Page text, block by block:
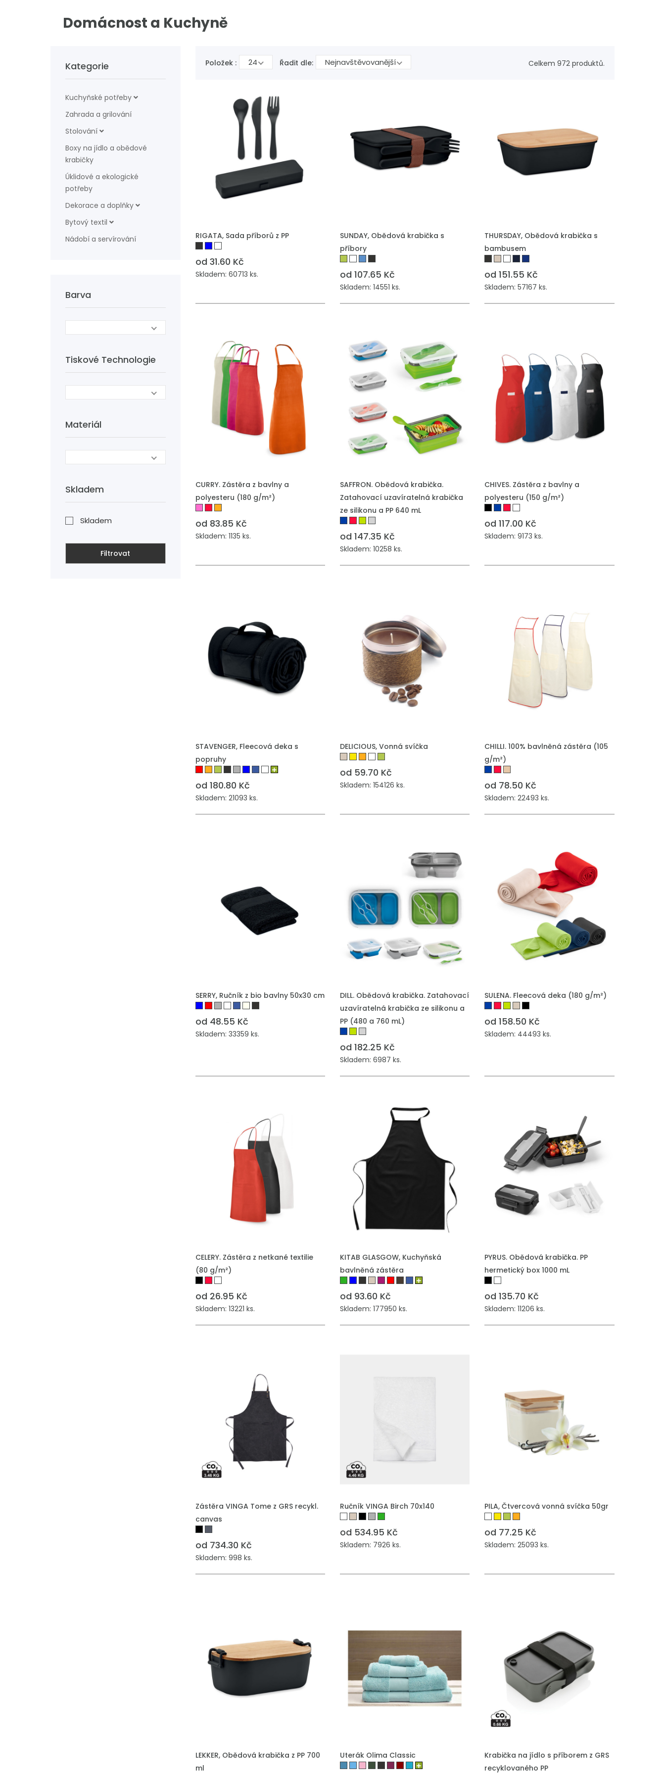
Domácnost a Kuchyně
Kategorie
Kuchyňské potřeby
Zahrada a grilování
Stolování
Boxy na jídlo a obědové
krabičky
Úklidové a ekologické
potřeby
Dekorace a doplňky
Bytový textil
Nádobí a servírování
Barva
Tiskové Technologie
Materiál
Skladem
Skladem
Filtrovat
Položek : 24 Řadit dle: Nejnavštěvovanější Celkem 972 produktů.
RIGATA, Sada příborů z PP
od 31.60 Kč
Skladem: 60713 ks.
SUNDAY, Obědová krabička s
příbory
od 107.65 Kč
Skladem: 14551 ks.
THURSDAY, Obědová krabička s
bambusem
od 151.55 Kč
Skladem: 57167 ks.
CURRY. Zástěra z bavlny a
polyesteru (180 g/m²)
od 83.85 Kč
Skladem: 1135 ks.
SAFFRON. Obědová krabička.
Zatahovací uzavíratelná krabička
ze silikonu a PP 640 mL
od 147.35 Kč
Skladem: 10258 ks.
CHIVES. Zástěra z bavlny a
polyesteru (150 g/m²)
od 117.00 Kč
Skladem: 9173 ks.
STAVENGER, Fleecová deka s
popruhy
od 180.80 Kč
Skladem: 21093 ks.
DELICIOUS, Vonná svíčka
od 59.70 Kč
Skladem: 154126 ks.
CHILLI. 100% bavlněná zástěra (105
g/m²)
od 78.50 Kč
Skladem: 22493 ks.
SERRY, Ručník z bio bavlny 50x30 cm
od 48.55 Kč
Skladem: 33359 ks.
DILL. Obědová krabička. Zatahovací
uzavíratelná krabička ze silikonu a
PP (480 a 760 mL)
od 182.25 Kč
Skladem: 6987 ks.
SULENA. Fleecová deka (180 g/m²)
od 158.50 Kč
Skladem: 44493 ks.
CELERY. Zástěra z netkané textilie
(80 g/m²)
od 26.95 Kč
Skladem: 13221 ks.
KITAB GLASGOW, Kuchyňská
bavlněná zástěra
od 93.60 Kč
Skladem: 177950 ks.
PYRUS. Obědová krabička. PP
hermetický box 1000 mL
od 135.70 Kč
Skladem: 11206 ks.
Zástěra VINGA Tome z GRS recykl.
canvas
od 734.30 Kč
Skladem: 998 ks.
Ručník VINGA Birch 70x140
od 534.95 Kč
Skladem: 7926 ks.
PILA, Čtvercová vonná svíčka 50gr
od 77.25 Kč
Skladem: 25093 ks.
LEKKER, Obědová krabička z PP 700
ml
Uterák Olima Classic
Krabička na jídlo s příborem z GRS
recyklovaného PP